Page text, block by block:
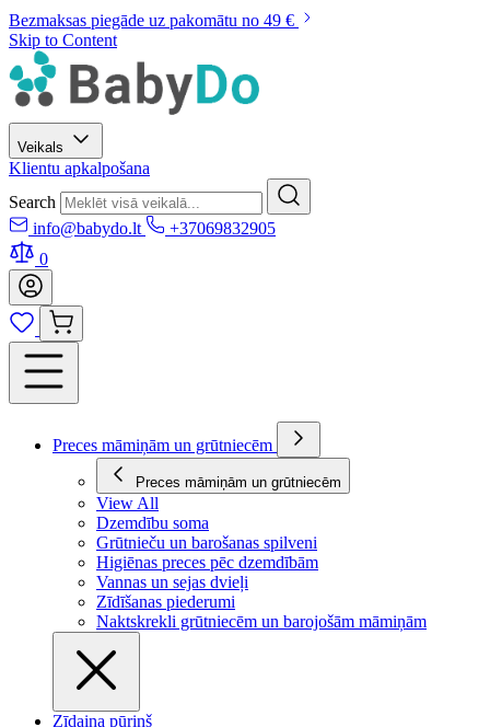
Bezmaksas piegāde uz pakomātu no 49 €
Skip to Content
Veikals
Klientu apkalpošana
Search
info@babydo.lt
+37069832905
0
Preces māmiņām un grūtniecēm
Preces māmiņām un grūtniecēm
View All
Dzemdību soma
Grūtnieču un barošanas spilveni
Higiēnas preces pēc dzemdībām
Vannas un sejas dvieļi
Zīdīšanas piederumi
Naktskrekli grūtniecēm un barojošām māmiņām
Zīdaiņa pūriņš